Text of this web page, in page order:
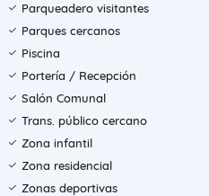
Parqueadero visitantes
Parques cercanos
Piscina
Portería / Recepción
Salón Comunal
Trans. público cercano
Zona infantil
Zona residencial
Zonas deportivas